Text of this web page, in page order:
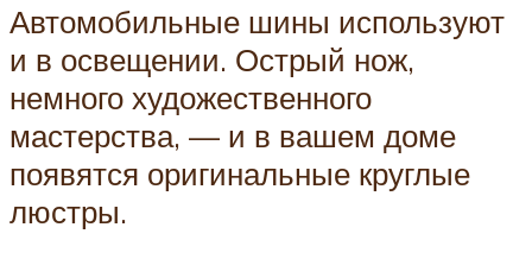
Автомобильные шины используют
и в освещении. Острый нож,
немного художественного
мастерства, — и в вашем доме
появятся оригинальные круглые
люстры.